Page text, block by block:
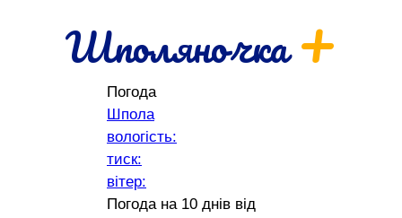
Шполяночка+
Погода
Шпола
вологість:
тиск:
вітер:
Погода на 10 днів від